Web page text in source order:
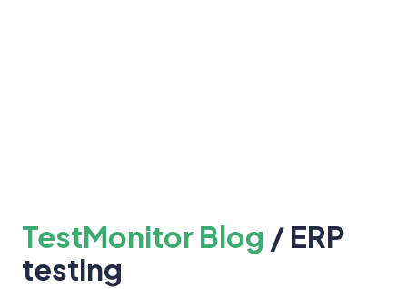
TestMonitor Blog / ERP
testing